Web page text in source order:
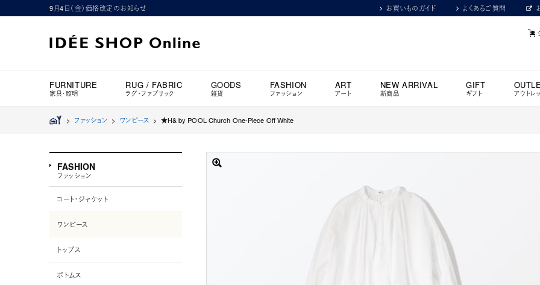
9月4日（金）価格改定のお知らせ お買いものガイド よくあるご質問
FURNITURE
家具・照明
RUG / FABRIC
ラグ・ファブリック
GOODS
雑貨
FASHION
ファッション
ART
アート
NEW ARRIVAL
新商品
GIFT
ギフト アウトレ
> ファッション > ワンピース > ★H& by POOL Church One-Piece Off White
FASHION
ファッション
コート・ジャケット
ワンピース
トップス
ボトムス